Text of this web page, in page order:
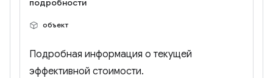
подробности
объект
Подробная информация о текущей
эффективной стоимости.